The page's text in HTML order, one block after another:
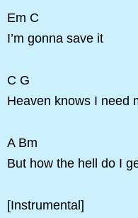
Em C
I’m gonna save it
C G
Heaven knows I need
A Bm
But how the hell do I
[Instrumental]